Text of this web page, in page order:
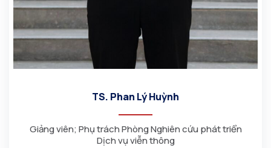
TS. Phan Lý Huỳnh
Giảng viên; Phụ trách Phòng Nghiên cứu phát triển
Dịch vụ viễn thông